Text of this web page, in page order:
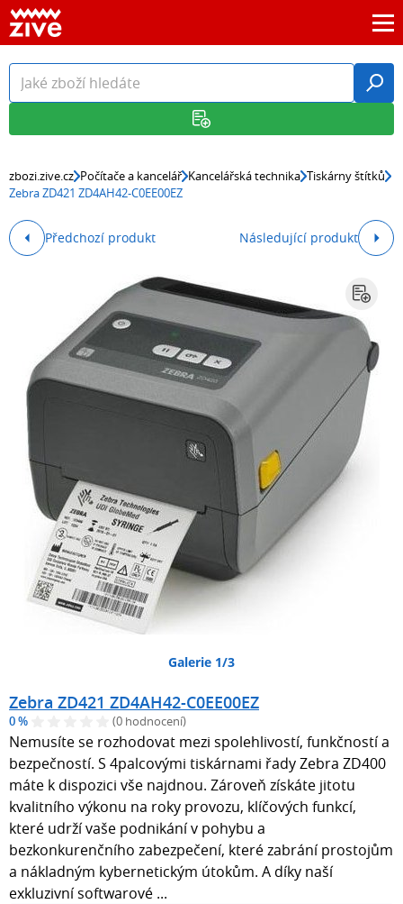
zbozi.zive.cz Počítače a kancelář Kancelářská technika Tiskárny štítků
Zebra ZD421 ZD4AH42-C0EE00EZ
Předchozí produkt Následující produkt
Galerie 1/3
Zebra ZD421 ZD4AH42-C0EE00EZ
0 % (0 hodnocení)
Nemusíte se rozhodovat mezi spolehlivostí, funkčností a
bezpečností. S 4palcovými tiskárnami řady Zebra ZD400
máte k dispozici vše najdnou. Zároveň získáte jitotu
kvalitního výkonu na roky provozu, klíčových funkcí,
které udrží vaše podnikání v pohybu a
bezkonkurenčního zabezpečení, které zabrání prostojům
a nákladným kybernetickým útokům. A díky naší
exkluzivní softwarové ...